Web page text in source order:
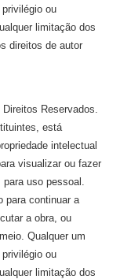
ou
limitação dos
direitos de autor
Reservados.
está
intelectual
visualizar ou fazer
uso pessoal.
para continuar a
a obra, ou
Qualquer um
ou
limitação dos